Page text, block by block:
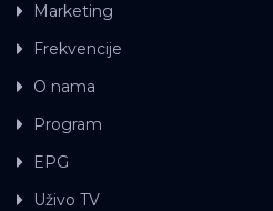
Marketing
Frekvencije
O nama
Program
EPG
Uživo TV